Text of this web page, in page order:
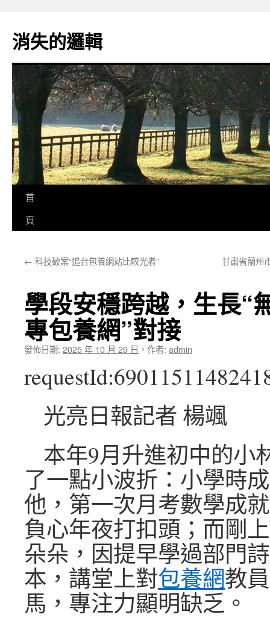
主
要
消失的邏輯
首
頁
← 科技破案“追台包養網站比較光者” 甘肅省蘭州
學段安穩跨越，生長“
專包養網”對接
發佈日期: 2025 年 10 月 29 日 ， 作者: admin
光亮日報記者 楊颯
本年9月升進初中的小
了一點小波折：小學時
他，第一次月考數學成
負心年夜打扣頭；而剛
朵朵，因提早學過部門
本，講堂上對包養網教
馬，專注力顯明缺乏。